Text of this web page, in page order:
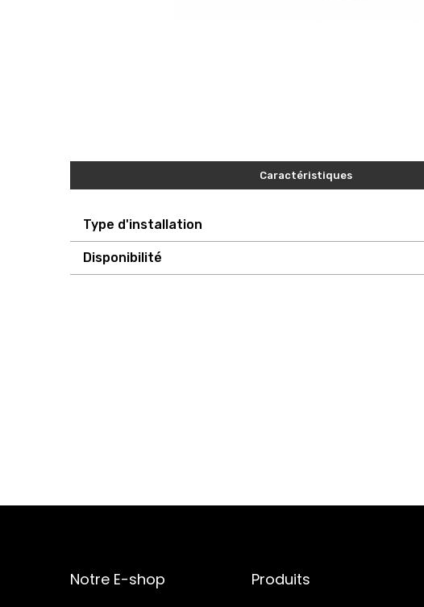
Caractéristiques
Type d'installation
Disponibilité
Notre E-shop Produits